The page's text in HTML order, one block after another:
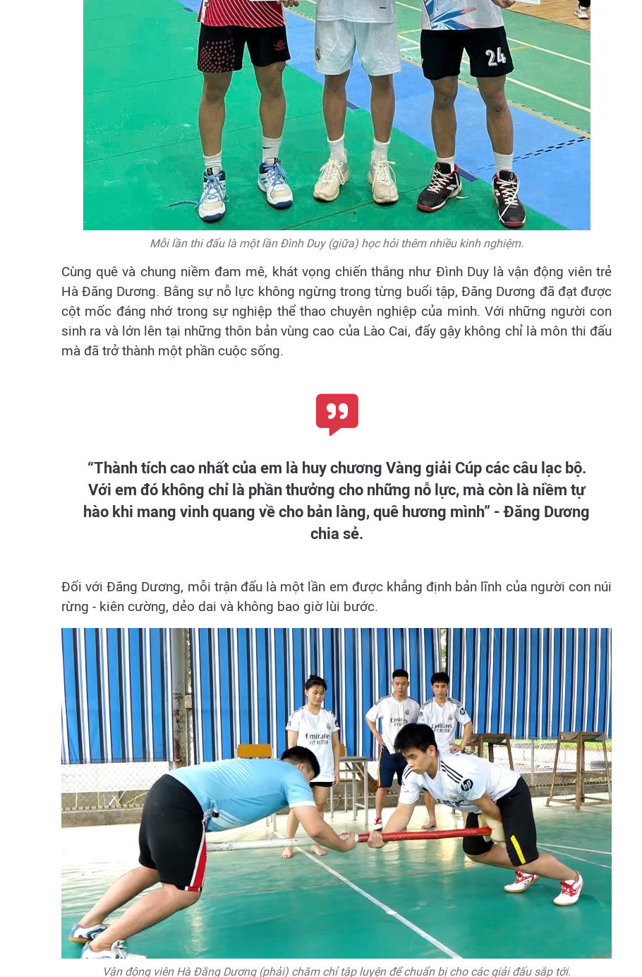
Mỗi lần thi đấu là một lần Đình Duy (giữa) học hỏi thêm nhiều kinh nghiệm.
Cùng quê và chung niềm đam mê, khát vọng chiến thắng như Đình Duy là vận động viên trẻ
Hà Đăng Dương. Bằng sự nỗ lực không ngừng trong từng buổi tập, Đăng Dương đã đạt được
cột mốc đáng nhớ trong sự nghiệp thể thao chuyên nghiệp của mình. Với những người con
sinh ra và lớn lên tại những thôn bản vùng cao của Lào Cai, đẩy gậy không chỉ là môn thi đấu
mà đã trở thành một phần cuộc sống.
“Thành tích cao nhất của em là huy chương Vàng giải Cúp các câu lạc bộ.
Với em đó không chỉ là phần thưởng cho những nỗ lực, mà còn là niềm tự
hào khi mang vinh quang về cho bản làng, quê hương mình” - Đăng Dương
chia sẻ.
Đối với Đăng Dương, mỗi trận đấu là một lần em được khẳng định bản lĩnh của người con núi
rừng - kiên cường, dẻo dai và không bao giờ lùi bước.
Vận động viên Hà Đăng Dương (phải) chăm chỉ tập luyện để chuẩn bị cho các giải đấu sắp tới.